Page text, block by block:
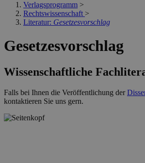
Verlagsprogramm >
Rechtswissenschaft >
Literatur: Gesetzesvorschlag
Gesetzesvorschlag
Wissenschaftliche
Falls bei Ihnen die Veröffentlichung der
kontaktieren Sie uns gern.